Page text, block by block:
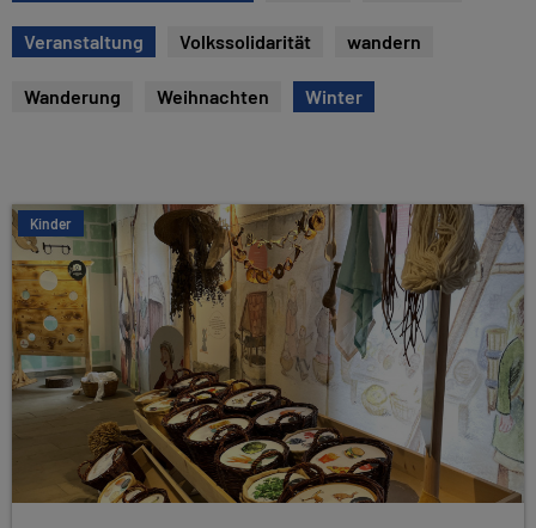
Veranstaltung Volkssolidarität wandern
Wanderung Weihnachten Winter
Kinder